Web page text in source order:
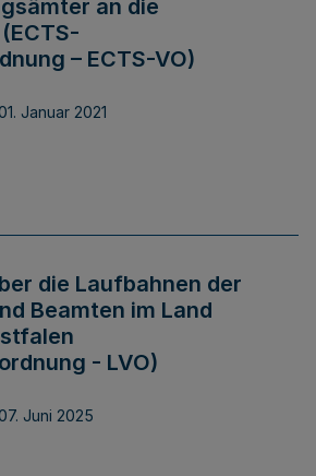
an die
– ECTS-VO)
Januar 2021
die Laufbahnen der
Beamten im Land
- LVO)
Juni 2025